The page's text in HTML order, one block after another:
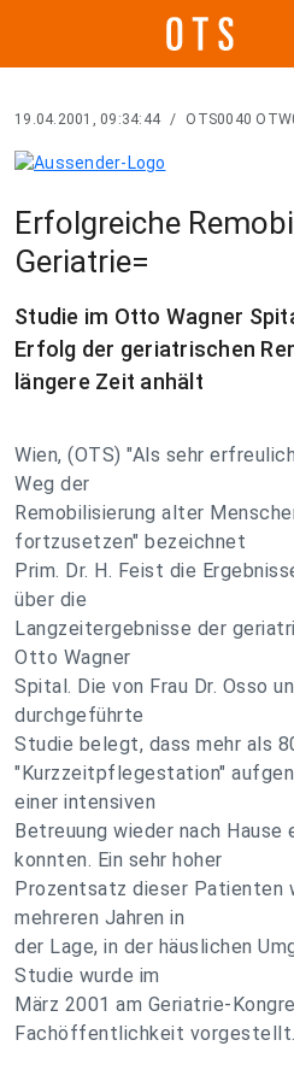
19.04.2001, 09:34:44 / OTS0040
Erfolgreiche
Geriatrie=
Studie im Otto Wagner
Erfolg der geriatrischen
längere Zeit anhält
Wien, (OTS) "Als sehr
Weg der
Remobilisierung alter
fortzusetzen" bezeichnet
Prim. Dr. H. Feist die
über die
Langzeitergebnisse der
Otto Wagner
Spital. Die von Frau Dr. Osso
durchgeführte
Studie belegt, dass mehr als
"Kurzzeitpflegestation"
einer intensiven
Betreuung wieder nach Hause
konnten. Ein sehr hoher
Prozentsatz dieser Patienten
mehreren Jahren in
der Lage, in der häuslichen
Studie wurde im
März 2001 am Geriatrie-
Fachöffentlichkeit